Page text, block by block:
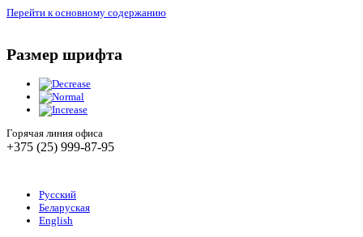
Перейти к основному содержанию
Размер шрифта
Горячая линия офиса
+375 (25) 999-87-95
Русский
Беларуская
English